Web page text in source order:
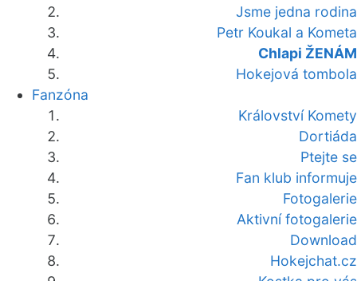
Jsme jedna rodina
Petr Koukal a Kometa
Chlapi ŽENÁM
Hokejová tombola
Fanzóna
Království Komety
Dortiáda
Ptejte se
Fan klub informuje
Fotogalerie
Aktivní fotogalerie
Download
Hokejchat.cz